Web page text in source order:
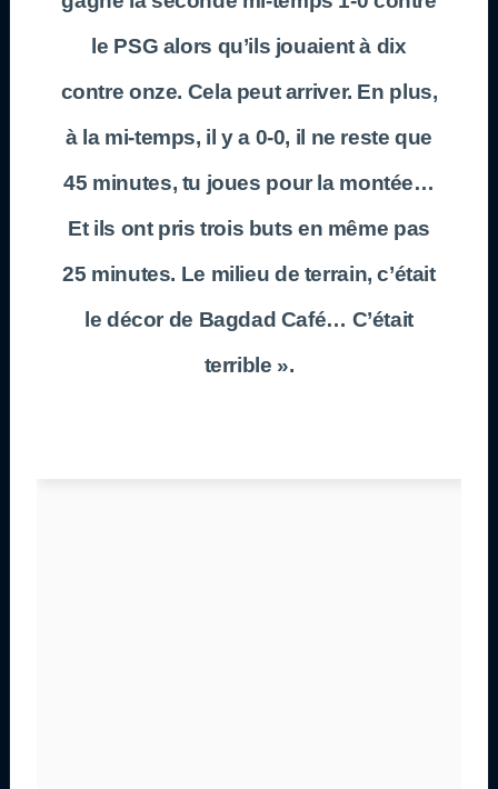
le PSG alors qu’ils jouaient à dix
contre onze. Cela peut arriver. En plus,
à la mi-temps, il y a 0-0, il ne reste que
45 minutes, tu joues pour la montée…
Et ils ont pris trois buts en même pas
25 minutes. Le milieu de terrain, c’était
le décor de Bagdad Café… C’était
terrible ».